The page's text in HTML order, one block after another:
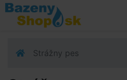
Prejsť k navigácii
Prejsť na obsah
Prejsť k bočnému stĺpci
Strážny pes